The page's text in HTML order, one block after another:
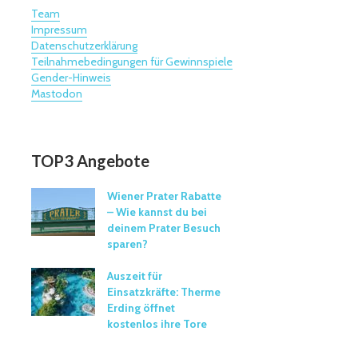
Team
Impressum
Datenschutzerklärung
Teilnahmebedingungen für Gewinnspiele
Gender-Hinweis
Mastodon
TOP3 Angebote
Wiener Prater Rabatte
– Wie kannst du bei
deinem Prater Besuch
sparen?
Auszeit für
Einsatzkräfte: Therme
Erding öffnet
kostenlos ihre Tore